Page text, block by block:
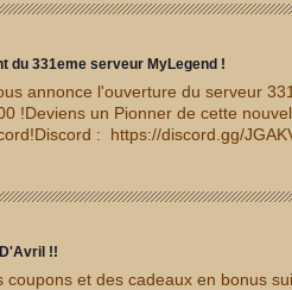
Gemmes Niv.7 + 6 Gemmes Agi
du 331eme serveur MyLegend !
annonce l'ouverture du serveur
!Deviens un Pionner de cette
: https://discord.gg/
de serveur ! Disponible sur le
!!
coupons et des cadeaux en bonus